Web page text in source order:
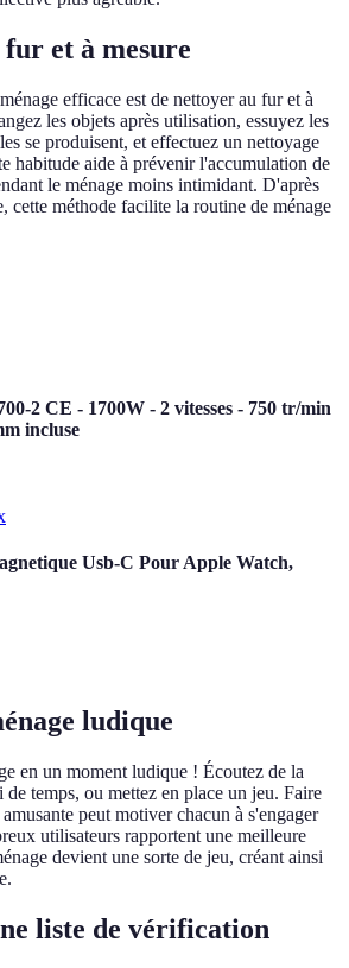
et à mesure
efficace est de nettoyer au fur et à
les objets après utilisation, essuyez les
se produisent, et effectuez un nettoyage
habitude aide à prévenir l'accumulation de
le ménage moins intimidant. D'après
cette méthode facilite la routine de ménage
2 CE - 1700W - 2 vitesses - 750 tr/min
incluse
Usb-C Pour Apple Watch,
ludique
en un moment ludique ! Écoutez de la
temps, ou mettez en place un jeu. Faire
peut motiver chacun à s'engager
utilisateurs rapportent une meilleure
devient une sorte de jeu, créant ainsi
liste de vérification